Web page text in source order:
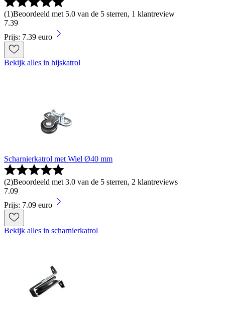
(1)Beoordeeld met 5.0 van de 5 sterren, 1 klantreview
7.39
Prijs: 7.39 euro
Bekijk alles in hijskatrol
Scharnierkatrol met Wiel Ø40 mm
(2)Beoordeeld met 3.0 van de 5 sterren, 2 klantreviews
7.09
Prijs: 7.09 euro
Bekijk alles in scharnierkatrol